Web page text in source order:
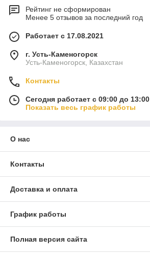
Рейтинг не сформирован
Менее 5 отзывов за последний год
Работает с 17.08.2021
г. Усть-Каменогорск
Усть-Каменогорск, Казахстан
Контакты
Сегодня работает с 09:00 до 13:00
Показать весь график работы
О нас
Контакты
Доставка и оплата
График работы
Полная версия сайта